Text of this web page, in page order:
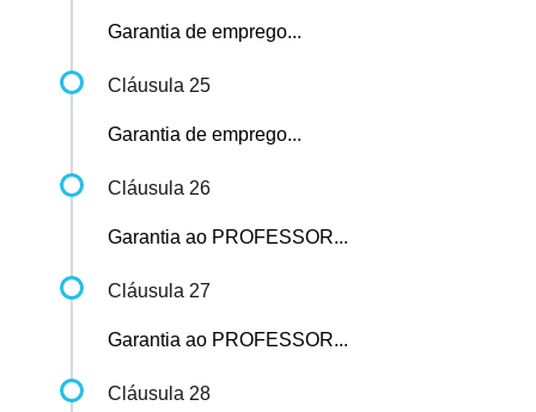
Garantia de emprego...
Cláusula 25
Garantia de emprego...
Cláusula 26
Garantia ao PROFESSOR...
Cláusula 27
Garantia ao PROFESSOR...
Cláusula 28